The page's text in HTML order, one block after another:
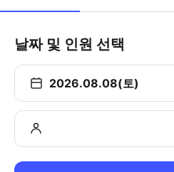
날짜 및 인원 선택
2026.08.08(토)